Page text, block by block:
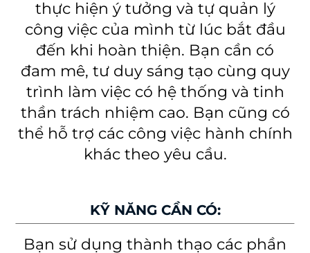
thực hiện ý tưởng và tự quản lý
công việc của mình từ lúc bắt đầu
đến khi hoàn thiện. Bạn cần có
đam mê, tư duy sáng tạo cùng quy
trình làm việc có hệ thống và tinh
thần trách nhiệm cao. Bạn cũng có
thể hỗ trợ các công việc hành chính
khác theo yêu cầu.
KỸ NĂNG CẦN CÓ:
Bạn sử dụng thành thạo các phần